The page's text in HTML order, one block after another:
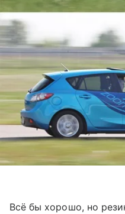
Всё бы хорошо, но